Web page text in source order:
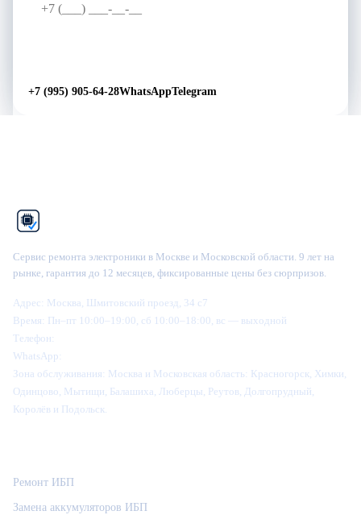
+7 (995) 905-64-28WhatsAppTelegram
Сервис ремонта электроники в Москве и Московской области. 9 лет на
рынке, гарантия до 12 месяцев, фиксированные цены без сюрпризов.
Адрес: Москва, Шмитовский проезд, 34 с7
Время: Пн–пт 10:00–19:00, сб 10:00–18:00, вс — выходной
Телефон:
WhatsApp:
Зона обслуживания: Москва и Московская область: Красногорск, Химки,
Одинцово, Мытищи, Балашиха, Люберцы, Реутов, Долгопрудный,
Королёв и Подольск.
Ремонт ИБП
Замена аккумуляторов ИБП